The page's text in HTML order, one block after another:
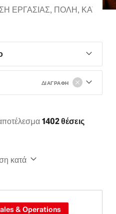
ΔΙΑΓΡΑΦΉ
1402 θέσεις
κατά
& Operations